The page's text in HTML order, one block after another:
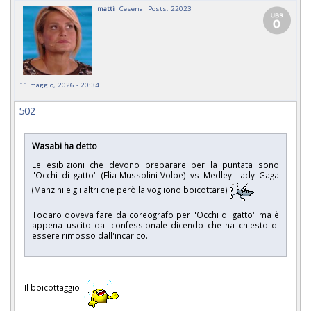
matti Cesena Posts: 22023
11 maggio, 2026 - 20:34
502
Wasabi ha detto
Le esibizioni che devono preparare per la puntata sono
"Occhi di gatto" (Elia-Mussolini-Volpe) vs Medley Lady Gaga
(Manzini e gli altri che però la vogliono boicottare)
.
Todaro doveva fare da coreografo per "Occhi di gatto" ma è
appena uscito dal confessionale dicendo che ha chiesto di
essere rimosso dall'incarico.
Il boicottaggio